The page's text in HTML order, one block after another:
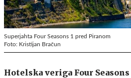
Superjahta Four Seasons 1 pred Piranom
Foto: Kristijan Bračun
Hotelska veriga Four